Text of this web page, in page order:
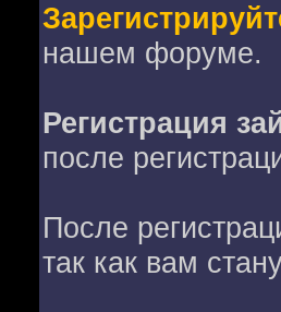
нашем форуме.
Регистрация
после
После
так как вам